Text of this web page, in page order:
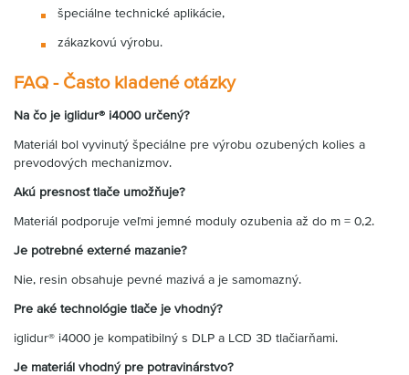
špeciálne technické aplikácie,
zákazkovú výrobu.
FAQ - Často kladené otázky
Na čo je iglidur® i4000 určený?
Materiál bol vyvinutý špeciálne pre výrobu ozubených kolies a
prevodových mechanizmov.
Akú presnosť tlače umožňuje?
Materiál podporuje veľmi jemné moduly ozubenia až do m = 0,2.
Je potrebné externé mazanie?
Nie, resin obsahuje pevné mazivá a je samomazný.
Pre aké technológie tlače je vhodný?
iglidur® i4000 je kompatibilný s DLP a LCD 3D tlačiarňami.
Je materiál vhodný pre potravinárstvo?